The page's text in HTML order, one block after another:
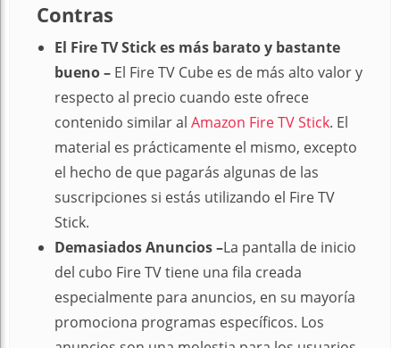
Contras
El Fire TV Stick es más barato y bastante
bueno – El Fire TV Cube es de más alto valor y
respecto al precio cuando este ofrece
contenido similar al Amazon Fire TV Stick. El
material es prácticamente el mismo, excepto
el hecho de que pagarás algunas de las
suscripciones si estás utilizando el Fire TV
Stick.
Demasiados Anuncios –La pantalla de inicio
del cubo Fire TV tiene una fila creada
especialmente para anuncios, en su mayoría
promociona programas específicos. Los